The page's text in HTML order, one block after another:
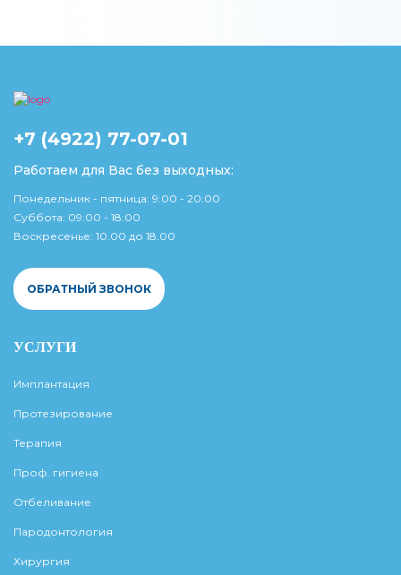
+7 (4922) 77-07-01
Работаем для Вас без выходных:
Понедельник - пятница: 9:00 - 20:00
Суббота: 09:00 - 18:00
Воскресенье: 10.00 до 18.00
ОБРАТНЫЙ ЗВОНОК
УСЛУГИ
Имплантация
Протезирование
Терапия
Проф. гигиена
Отбеливание
Пародонтология
Хирургия